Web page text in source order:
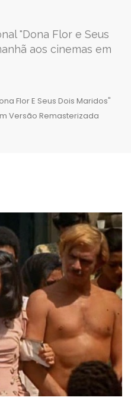
"Dona Flor e Seus
aos cinemas em
Flor E Seus Dois Maridos"
Versão Remasterizada